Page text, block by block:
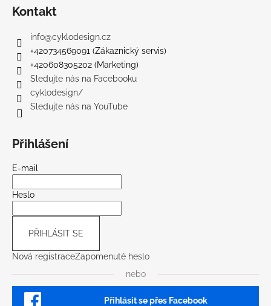
Kontakt
info@cyklodesign.cz
+420734569091 (Zákaznický servis)
+420608305202 (Marketing)
Sledujte nás na Facebooku
cyklodesign/
Sledujte nás na YouTube
Přihlášení
E-mail
Heslo
PŘIHLÁSIT SE
Nová registraceZapomenuté heslo
nebo
Přihlásit se přes Facebook